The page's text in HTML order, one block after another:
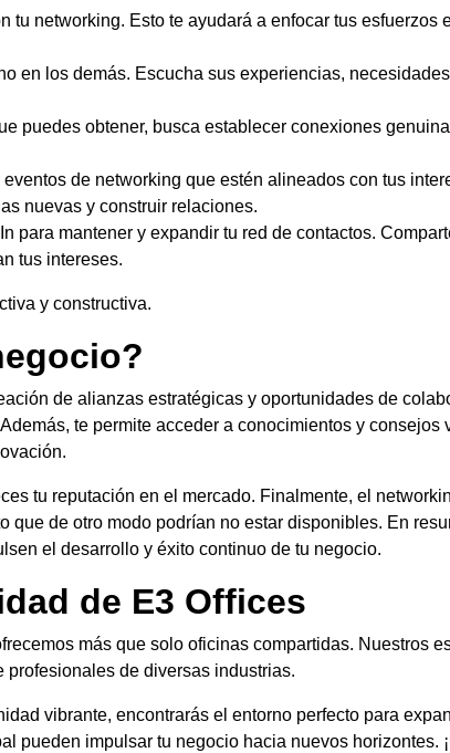
tu networking. Esto te ayudará a enfocar tus esfuerzos
en los demás. Escucha sus experiencias,
puedes obtener, busca establecer conexiones
de networking que estén alineados con tus
nuevas y construir relaciones.
para mantener y expandir tu red de contactos.
tus intereses.
y constructiva.
de alianzas estratégicas y oportunidades de
te permite acceder a conocimientos y consejos
tu reputación en el mercado. Finalmente, el
de otro modo podrían no estar disponibles. En
el desarrollo y éxito continuo de tu negocio.
de E3 Offices
más que solo oficinas compartidas. Nuestros
de diversas industrias.
vibrante, encontrarás el entorno perfecto para
pueden impulsar tu negocio hacia nuevos horizontes.